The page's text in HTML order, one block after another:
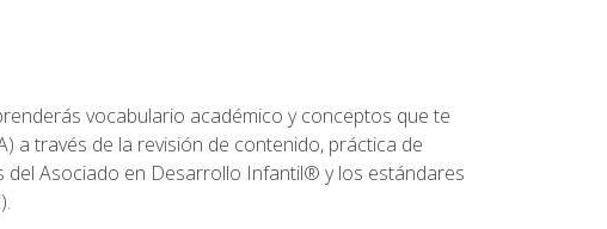
vocabulario académico y conceptos que te
a través de la revisión de contenido, práctica de
Asociado en Desarrollo Infantil® y los estándares